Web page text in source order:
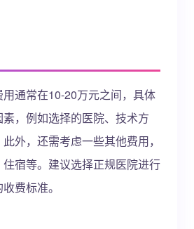
通常在10-20万元之间，具体
，例如选择的医院、技术方
外，还需考虑一些其他费用，
宿等。建议选择正规医院进行
费标准。